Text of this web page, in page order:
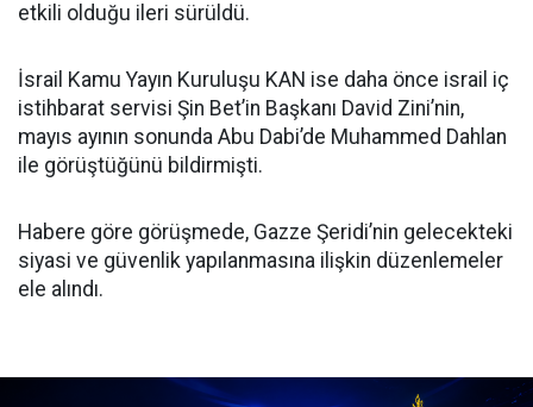
etkili olduğu ileri sürüldü.
İsrail Kamu Yayın Kuruluşu KAN ise daha önce israil iç
istihbarat servisi Şin Bet’in Başkanı David Zini’nin,
mayıs ayının sonunda Abu Dabi’de Muhammed Dahlan
ile görüştüğünü bildirmişti.
Habere göre görüşmede, Gazze Şeridi’nin gelecekteki
siyasi ve güvenlik yapılanmasına ilişkin düzenlemeler
ele alındı.